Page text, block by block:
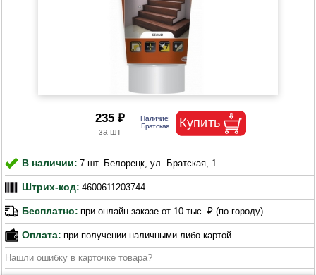
235 ₽
В наличии: 7 шт. Белорецк, ул. Братская, 1
Штрих-код: 4600611203744
Бесплатно: при онлайн заказе от 10 тыс. ₽ (по городу)
Оплата: при получении наличными либо картой
Нашли ошибку в карточке товара?